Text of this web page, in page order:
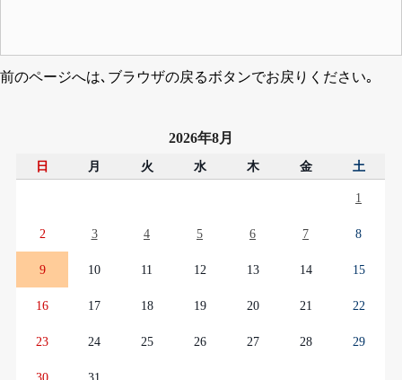
前のページへは､ブラウザの戻るボタンでお戻りください｡
2026年8月
日 月 火 水 木 金 土
1
2 3 4 5 6 7 8
9 10 11 12 13 14 15
16 17 18 19 20 21 22
23 24 25 26 27 28 29
30 31